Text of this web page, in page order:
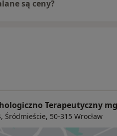
są ceny?
Terapeutyczny
Śródmieście, 50-315 Wrocław